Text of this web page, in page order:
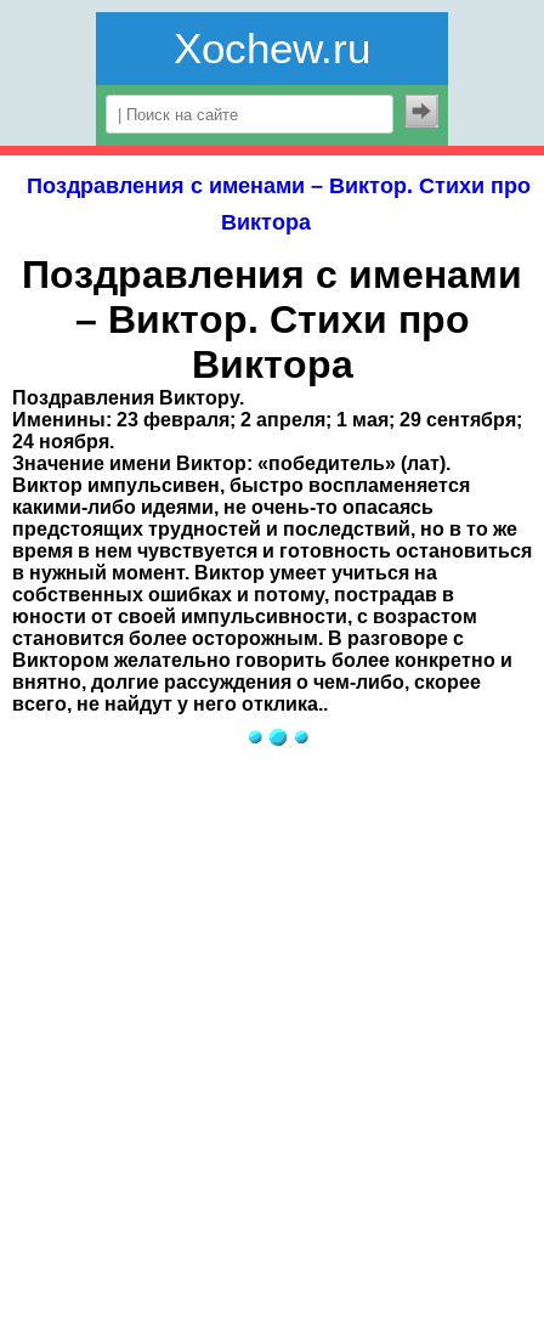
Xochew.ru
Поздравления с именами – Виктор. Стихи про
Виктора
Поздравления с именами
– Виктор. Стихи про
Виктора
Поздравления Виктору.
Именины: 23 февраля; 2 апреля; 1 мая; 29 сентября;
24 ноября.
Значение имени Виктор: «победитель» (лат).
Виктор импульсивен, быстро воспламеняется
какими-либо идеями, не очень-то опасаясь
предстоящих трудностей и последствий, но в то же
время в нем чувствуется и готовность остановиться
в нужный момент. Виктор умеет учиться на
собственных ошибках и потому, пострадав в
юности от своей импульсивности, с возрастом
становится более осторожным. В разговоре с
Виктором желательно говорить более конкретно и
внятно, долгие рассуждения о чем-либо, скорее
всего, не найдут у него отклика..